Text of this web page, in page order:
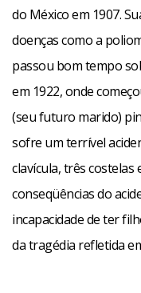
do México em 1907.
doenças como a
passou bom tempo
em 1922, onde
(seu futuro marido)
sofre um terrível
clavícula, três
conseqüências do
incapacidade de ter
da tragédia refletida